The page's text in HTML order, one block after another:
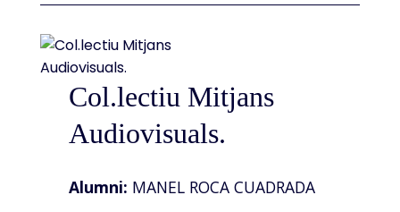
Col.lectiu Mitjans
Audiovisuals.
Alumni: MANEL ROCA CUADRADA